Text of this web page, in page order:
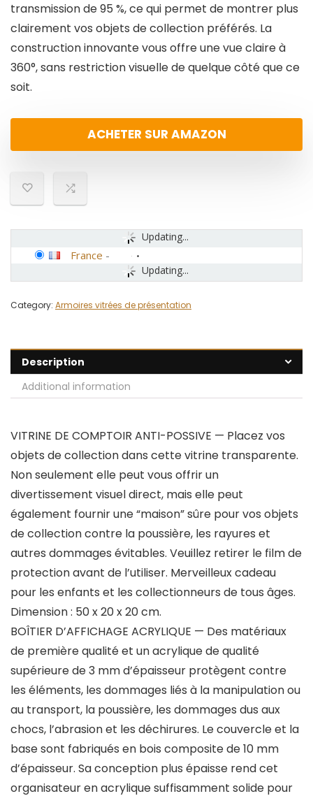
transmission de 95 %, ce qui permet de montrer plus
clairement vos objets de collection préférés. La
construction innovante vous offre une vue claire à
360°, sans restriction visuelle de quelque côté que ce
soit.
ACHETER SUR AMAZON
Updating...
Updating...
France -
Category: Armoires vitrées de présentation
Description
Additional information
VITRINE DE COMPTOIR ANTI-POSSIVE — Placez vos
objets de collection dans cette vitrine transparente.
Non seulement elle peut vous offrir un
divertissement visuel direct, mais elle peut
également fournir une “maison” sûre pour vos objets
de collection contre la poussière, les rayures et
autres dommages évitables. Veuillez retirer le film de
protection avant de l’utiliser. Merveilleux cadeau
pour les enfants et les collectionneurs de tous âges.
Dimension : 50 x 20 x 20 cm.
BOÎTIER D’AFFICHAGE ACRYLIQUE — Des matériaux
de première qualité et un acrylique de qualité
supérieure de 3 mm d’épaisseur protègent contre
les éléments, les dommages liés à la manipulation ou
au transport, la poussière, les dommages dus aux
chocs, l’abrasion et les déchirures. Le couvercle et la
base sont fabriqués en bois composite de 10 mm
d’épaisseur. Sa conception plus épaisse rend cet
organisateur en acrylique suffisamment solide pour